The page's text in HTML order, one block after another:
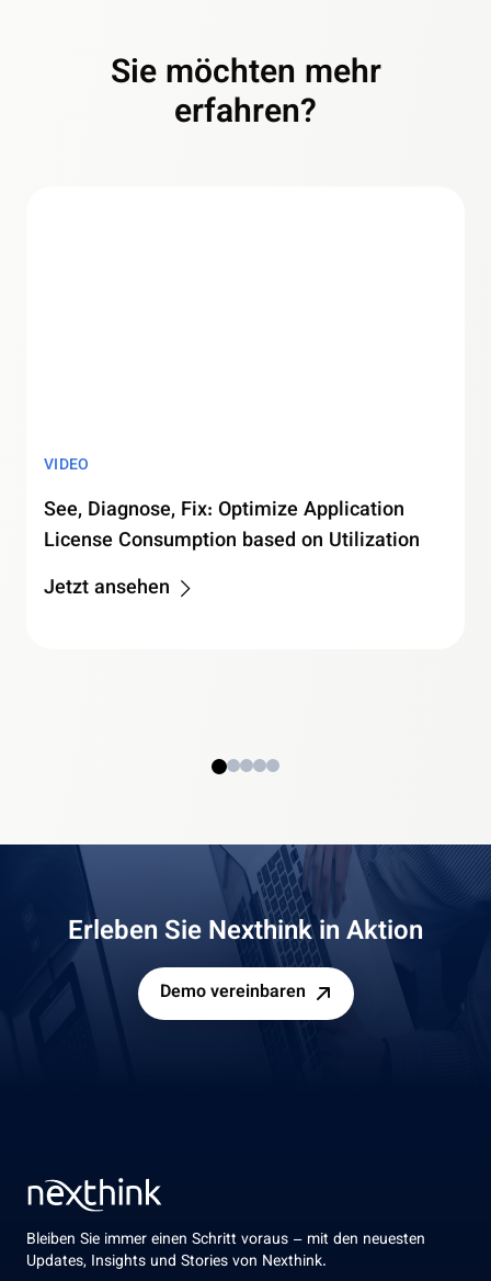
Sie möchten mehr
erfahren?
VIDEO
See, Diagnose, Fix: Optimize Application
License Consumption based on Utilization
Jetzt ansehen
Erleben Sie Nexthink in Aktion
Demo vereinbaren
Bleiben Sie immer einen Schritt voraus – mit den neuesten
Updates, Insights und Stories von Nexthink.